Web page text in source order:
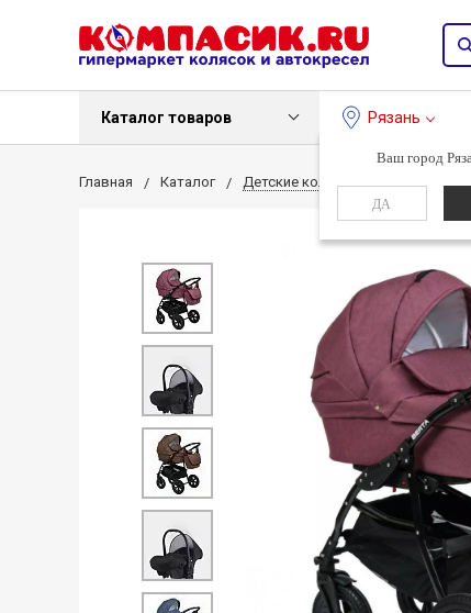
Каталог товаров Рязань
Ваш город
ДА
Главная Каталог Детские коляски Детские